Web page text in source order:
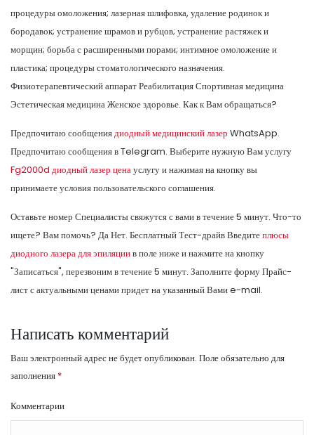
процедуры омоложения; лазерная шлифовка, удаление родинок и
бородавок; устранение шрамов и рубцов; устранение растяжек и
морщин; борьба с расширенными порами; интимное омоложение и
пластика; процедуры стоматологического назначения.
Физиотерапевтический аппарат Реабилитация Спортивная медицина
Эстетическая медицина Женское здоровье. Как к Вам обращаться?
Предпочитаю сообщениядиодный медицинский лазер WhatsApp.
Предпочитаю сообщения в Telegram. Выберите нужную Вам услугу
Fg2000d диодный лазер ценауслугу и нажимая на кнопку вы
принимаете условия пользовательского соглашения.
Оставьте номер Специалисты свяжутся с вами в течение 5 минут. Что-то
ищете? Вам помочь? Да Нет. Бесплатный Тест-драйв Введитеплюсы
диодного лазера для эпиляциив поле ниже и нажмите на кнопку
"Записаться", перезвоним в течение 5 минут. Заполните форму Прайс-
лист с актуальными ценами придет на указанный Вами e-mail.
Написать комментарий
Ваш электронный адрес не будет опубликован. Поле обязательно для
заполнения *
Комментарии